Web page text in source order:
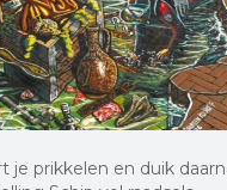
je prikkelen en duik